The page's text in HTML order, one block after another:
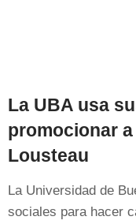
La UBA usa
promocionar
Lousteau
La Universidad de
sociales para hacer